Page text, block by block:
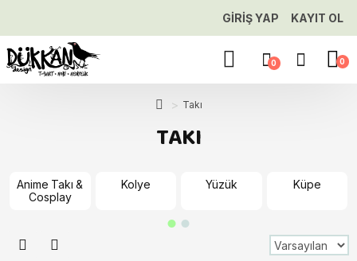
GIRIŞ YAP KAYIT OL
0 0
Takı
TAKI
Anime Takı &
Cosplay
Kolye Yüzük Küpe